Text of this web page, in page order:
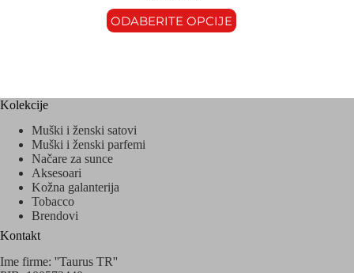
ODABERITE OPCIJE
Kolekcije
Muški i ženski satovi
Muški i ženski parfemi
Načare za sunce
Aksesoari
Kožna galanterija
Tobacco
Brendovi
Kontakt
Ime firme: ''Taurus TR''